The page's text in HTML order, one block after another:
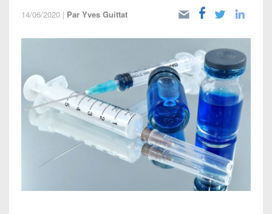
14/06/2020 | Par Yves Guittat